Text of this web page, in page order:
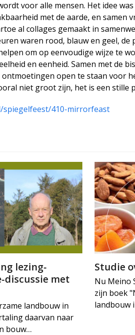
voor alle mensen. Het idee
met de aarde, en samen
al collages gemaakt in
waren rood, blauw en geel, de
om op eenvoudige wijze te
en eenheid. Samen met de
open te staan voor
niet groot zijn, het is een stille
spiegelfeest/410-mirrorfeast
lezing-
discussie met
landbouw in
daarvan naar
bouw…
Studie
Nu Meino
zijn boek
landbouw